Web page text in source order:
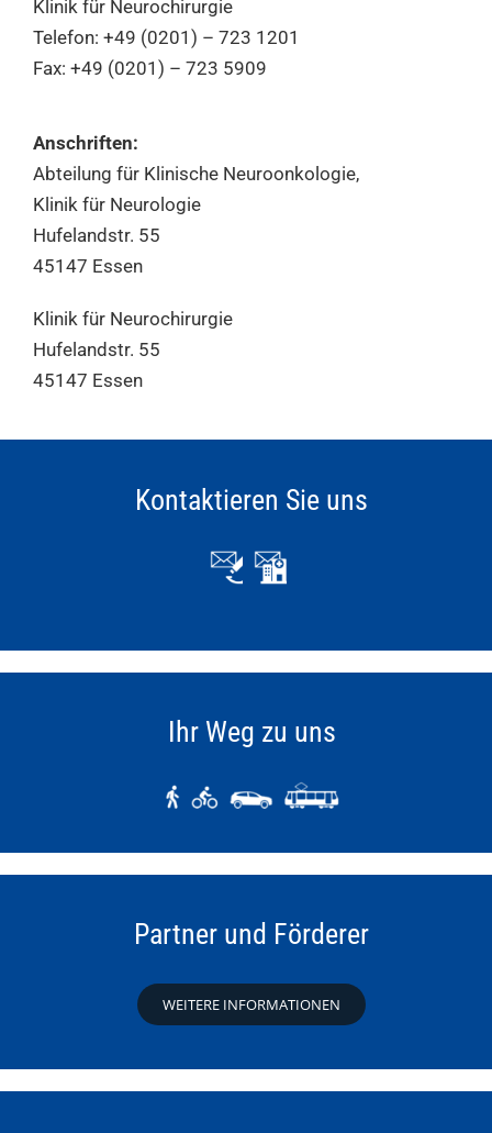
Klinik für Neurochirurgie
Telefon: +49 (0201) – 723 1201
Fax: +49 (0201) – 723 5909
Anschriften:
Abteilung für Klinische Neuroonkologie,
Klinik für Neurologie
Hufelandstr. 55
45147 Essen
Klinik für Neurochirurgie
Hufelandstr. 55
45147 Essen
Kontaktieren Sie uns
Ihr Weg zu uns
Partner und Förderer
WEITERE INFORMATIONEN